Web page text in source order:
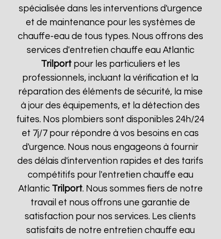
spécialisée dans les interventions d'urgence
et de maintenance pour les systèmes de
chauffe-eau de tous types. Nous offrons des
services d'entretien chauffe eau Atlantic
Trilportpour les particuliers et les
professionnels, incluant la vérification et la
réparation des éléments de sécurité, la mise
à jour des équipements, et la détection des
fuites. Nos plombiers sont disponibles 24h/24
et 7j/7 pour répondre à vos besoins en cas
d'urgence. Nous nous engageons à fournir
des délais d'intervention rapides et des tarifs
compétitifs pour l'entretien chauffe eau
Atlantic Trilport. Nous sommes fiers de notre
travail et nous offrons une garantie de
satisfaction pour nos services. Les clients
satisfaits de notre entretien chauffe eau